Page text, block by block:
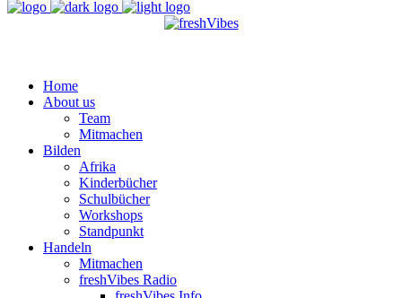
Home
About us
Team
Mitmachen
Bilden
Afrika
Kinderbücher
Schulbücher
Workshops
Standpunkt
Handeln
Mitmachen
freshVibes Radio